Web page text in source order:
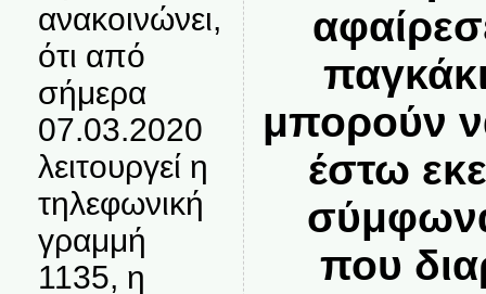
ανακοινώνει,
ότι από
σήμερα
07.03.2020
λειτουργεί η
τηλεφωνική
γραμμή
1135, η
μπορούν
έστω
που